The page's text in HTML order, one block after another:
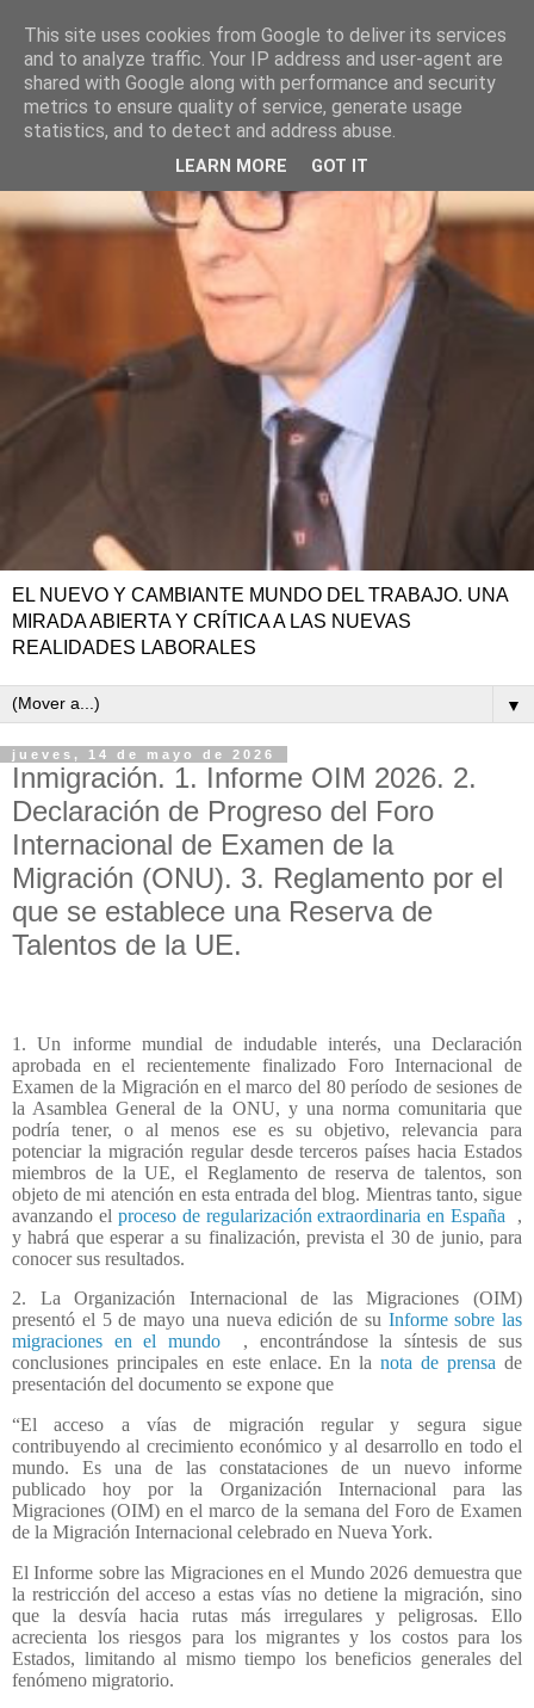
EL NUEVO Y CAMBIANTE MUNDO DEL TRABAJO. UNA
MIRADA ABIERTA Y CRÍTICA A LAS NUEVAS
REALIDADES LABORALES
▼
jueves, 14 de mayo de 2026
Inmigración. 1. Informe OIM 2026. 2.
Declaración de Progreso del Foro
Internacional de Examen de la
Migración (ONU). 3. Reglamento por el
que se establece una Reserva de
Talentos de la UE.
1. Un informe mundial de indudable interés, una Declaración
aprobada en el recientemente finalizado Foro Internacional de
Examen de la Migración en el marco del 80 período de sesiones de
la Asamblea General de la ONU, y una norma comunitaria que
podría tener, o al menos ese es su objetivo, relevancia para
potenciar la migración regular desde terceros países hacia Estados
miembros de la UE, el Reglamento de reserva de talentos, son
objeto de mi atención en esta entrada del blog. Mientras tanto, sigue
avanzando el proceso de regularización extraordinaria en España
,
y habrá que esperar a su finalización, prevista el 30 de junio, para
conocer sus resultados.
2. La Organización Internacional de las Migraciones (OIM)
presentó el 5 de mayo una nueva edición de su Informe sobre las
migraciones en el mundo
, encontrándose la síntesis de sus
conclusiones principales en este enlace. En lanota de prensa de
presentación del documento se expone que
“El acceso a vías de migración regular y segura sigue
contribuyendo al crecimiento económico y al desarrollo en todo el
mundo. Es una de las constataciones de un nuevo informe
publicado hoy por la Organización Internacional para las
Migraciones (OIM) en el marco de la semana del Foro de Examen
de la Migración Internacional celebrado en Nueva York.
El Informe sobre las Migraciones en el Mundo 2026 demuestra que
la restricción del acceso a estas vías no detiene la migración, sino
que la desvía hacia rutas más irregulares y peligrosas. Ello
acrecienta los riesgos para los migrantes y los costos para los
Estados, limitando al mismo tiempo los beneficios generales del
fenómeno migratorio.
This site uses cookies from Google to deliver its services
and to analyze traffic. Your IP address and user-agent are
shared with Google along with performance and security
metrics to ensure quality of service, generate usage
statistics, and to detect and address abuse.
LEARN MORE GOT IT